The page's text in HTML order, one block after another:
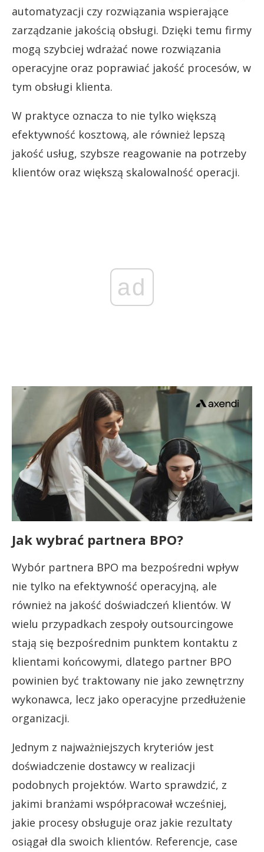
automatyzacji czy rozwiązania wspierające
zarządzanie jakością obsługi. Dzięki temu firmy
mogą szybciej wdrażać nowe rozwiązania
operacyjne oraz poprawiać jakość procesów, w
tym obsługi klienta.
W praktyce oznacza to nie tylko większą
efektywność kosztową, ale również lepszą
jakość usług, szybsze reagowanie na potrzeby
klientów oraz większą skalowalność operacji.
ad
Jak wybrać partnera BPO?
Wybór partnera BPO ma bezpośredni wpływ
nie tylko na efektywność operacyjną, ale
również na jakość doświadczeń klientów. W
wielu przypadkach zespoły outsourcingowe
stają się bezpośrednim punktem kontaktu z
klientami końcowymi, dlatego partner BPO
powinien być traktowany nie jako zewnętrzny
wykonawca, lecz jako operacyjne przedłużenie
organizacji.
Jednym z najważniejszych kryteriów jest
doświadczenie dostawcy w realizacji
podobnych projektów. Warto sprawdzić, z
jakimi branżami współpracował wcześniej,
jakie procesy obsługuje oraz jakie rezultaty
osiągał dla swoich klientów. Referencje, case